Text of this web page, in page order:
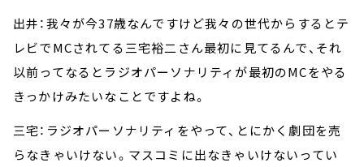
出井：我々が今37歳なんですけど我々の世代からするとテ
レビでMCされてる三宅裕二さん最初に見てるんで、それ
以前ってなるとラジオパーソナリティが最初のMCをやる
きっかけみたいなことですよね。
三宅：ラジオパーソナリティをやって、とにかく劇団を売
らなきゃいけない。マスコミに出なきゃいけないってい